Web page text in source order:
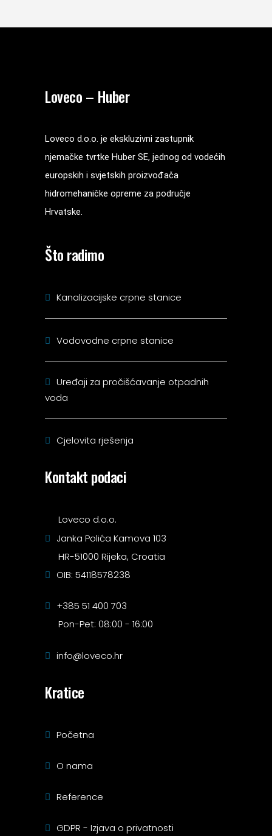
Loveco – Huber
Loveco d.o.o. je ekskluzivni zastupnik
njemačke tvrtke Huber SE, jednog od vodećih
europskih i svjetskih proizvođača
hidromehaničke opreme za područje
Hrvatske.
Što radimo
Kanalizacijske crpne stanice
Vodovodne crpne stanice
Uređaji za pročišćavanje otpadnih
voda
Cjelovita rješenja
Kontakt podaci
Loveco d.o.o.
Janka Polića Kamova 103
HR-51000 Rijeka, Croatia
OIB: 54118578238
+385 51 400 703
Pon-Pet: 08:00 - 16:00
info@loveco.hr
Kratice
Početna
O nama
Reference
GDPR - Izjava o privatnosti